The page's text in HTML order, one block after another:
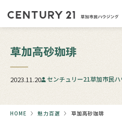
草加高砂珈琲
2023.11.20 センチュリー21草加市民
HOME 魅力百選 草加高砂珈琲